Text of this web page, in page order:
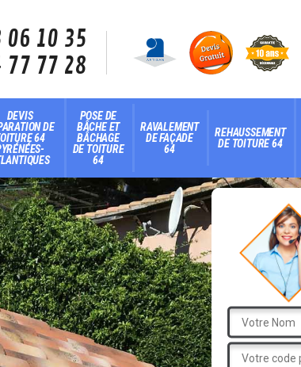
06 10 35
77 77 28
DEVIS
DE
64
POSE DE
BÂCHE ET
BÂCHAGE
DE TOITURE
64
RAVALEMENT
DE FAÇADE
64
REHAUSSEMENT
DE TOITURE 64